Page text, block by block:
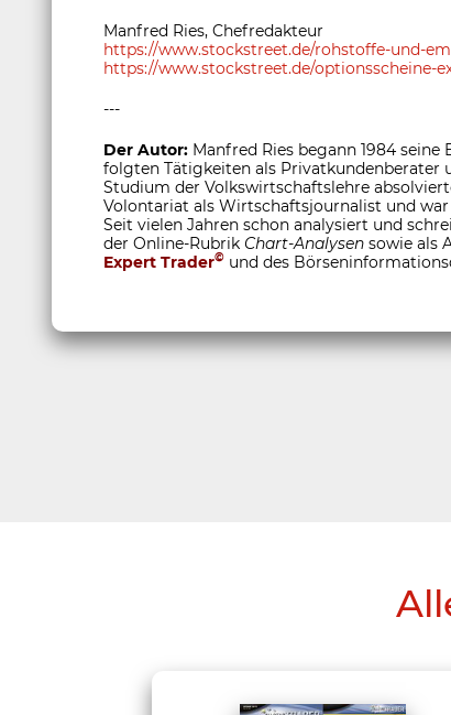
Manfred Ries, Chefredakteur
https://www.stockstreet.de/rohstoffe-und-
https://www.stockstreet.de/optionsscheine-
---
Der Autor: Manfred Ries begann 1984
folgten Tätigkeiten als Privatkundenberater
Studium der Volkswirtschaftslehre
Volontariat als Wirtschaftsjournalist und
Seit vielen Jahren schon analysiert und
der Online-Rubrik Chart-Analysen sowie als
Expert Trader© und des